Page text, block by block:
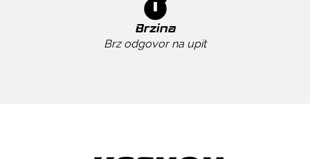
Brzina
Brz odgovor na upit